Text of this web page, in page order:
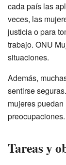
cada país las
veces, las
justicia o para
trabajo. ONU
situaciones.
Además,
sentirse
mujeres
preocupaciones.
Tareas y